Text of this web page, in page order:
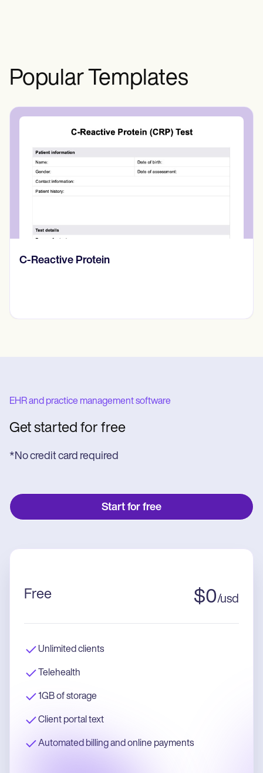
Popular Templates
Diario de pensamientos
EHR and practice management software
Get started for free
*No credit card required
Start for free
Free $0/usd
Unlimited clients
Telehealth
1GB of storage
Client portal text
Automated billing and online payments